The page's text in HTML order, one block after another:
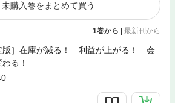
未購入巻をまとめて買う
1巻から 最新刊から
版］在庫が減る！ 利益が上がる！ 会
る！